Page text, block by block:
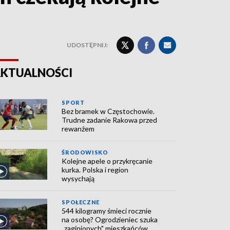
UDOSTĘPNIJ:
SPORT
Bez bramek w Częstochowie.
Trudne zadanie Rakowa przed
rewanżem
ŚRODOWISKO
Kolejne apele o przykręcanie
kurka. Polska i region
wysychają
SPOŁECZNE
544 kilogramy śmieci rocznie
na osobę? Ogrodzieniec szuka
„zaginionych" mieszkańców